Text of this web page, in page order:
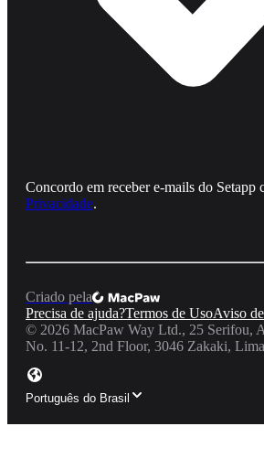
Concordo em receber e‑mails do Setapp
Privacidade.
Criado pela
Precisa de ajuda?Termos de UsoAviso
© 2026 MacPaw Way Ltd., 25 Serifou,
No. 11-12, 2nd Floor, 3046 Zakaki,
Português do Brasil